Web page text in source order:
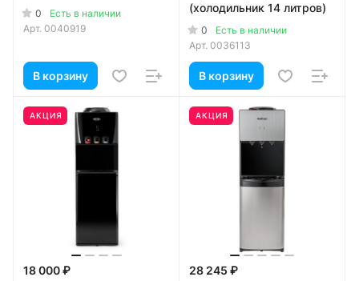
0
Есть в наличии
Арт. 0040919
В корзину
(холодильник 14 литров)
0
Есть в наличии
Арт. 0036113
В корзину
АКЦИЯ
18 000 ₽
АКЦИЯ
28 245 ₽